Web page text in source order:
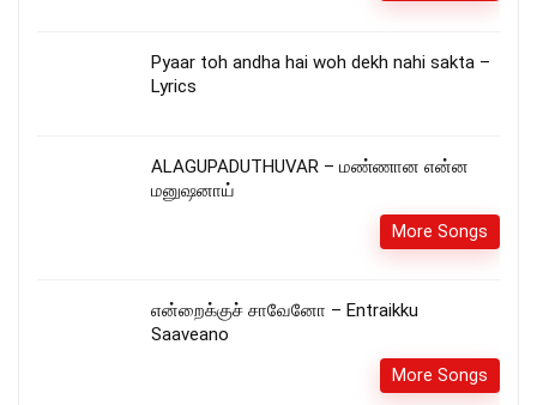
Pyaar toh andha hai woh dekh nahi sakta –
Lyrics
ALAGUPADUTHUVAR – மண்ணான என்ன
மனுஷனாய்
More Songs
என்றைக்குச் சாவேனோ – Entraikku
Saaveano
More Songs